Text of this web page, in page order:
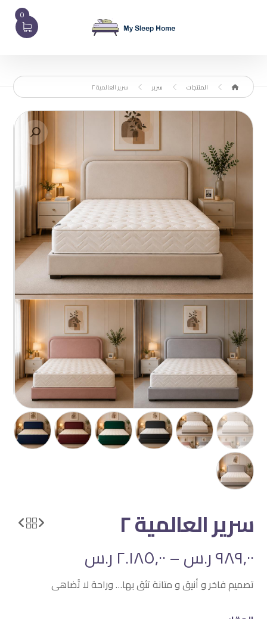
0
المنتجات سرير سرير العالمية ٢
سرير العالمية ٢
٩٨٩,٠٠ر.س–٢.١٨٥,٠٠ر.س
تصميم فاخر و أنيق و متانة تثق بها… وراحة لا تُضاهى